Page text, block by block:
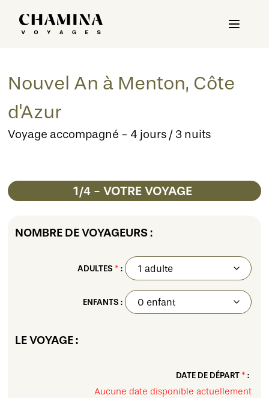
Nouvel An à Menton, Côte
d'Azur
Voyage accompagné - 4 jours / 3 nuits
1/4- VOTRE VOYAGE
NOMBRE DE VOYAGEURS :
ADULTES * :
ENFANTS :
LE VOYAGE :
DATE DE DÉPART* :
Aucune date disponible actuellement